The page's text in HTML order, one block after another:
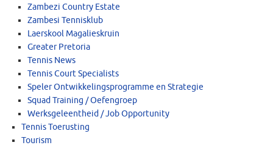
Zambezi Country Estate
Zambesi Tennisklub
Laerskool Magalieskruin
Greater Pretoria
Tennis News
Tennis Court Specialists
Speler Ontwikkelingsprogramme en Strategie
Squad Training / Oefengroep
Werksgeleentheid / Job Opportunity
Tennis Toerusting
Tourism